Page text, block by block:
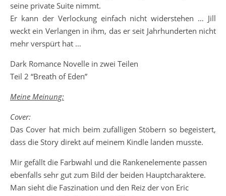
seine private Suite nimmt.
Er kann der Verlockung einfach nicht widerstehen … Jill
weckt ein Verlangen in ihm, das er seit Jahrhunderten nicht
mehr verspürt hat …
Dark Romance Novelle in zwei Teilen
Teil 2 “Breath of Eden”
Meine Meinung:
Cover:
Das Cover hat mich beim zufälligen Stöbern so begeistert,
dass die Story direkt auf meinem Kindle landen musste.
Mir gefällt die Farbwahl und die Rankenelemente passen
ebenfalls sehr gut zum Bild der beiden Hauptcharaktere.
Man sieht die Faszination und den Reiz der von Eric